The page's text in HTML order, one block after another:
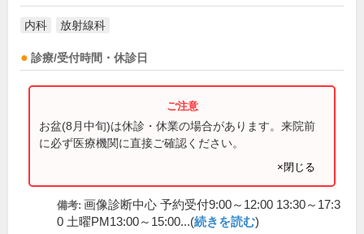
内科 放射線科
診療/受付時間・休診日
お盆(8月中旬)は休診・休業の場合があります。来院前
に必ず医療機関に直接ご確認ください。
×閉じる
備考: 画像診断中心 予約受付9:00～12:00 13:30～17:3
0 土曜PM13:00～15:00...(続きを読む)